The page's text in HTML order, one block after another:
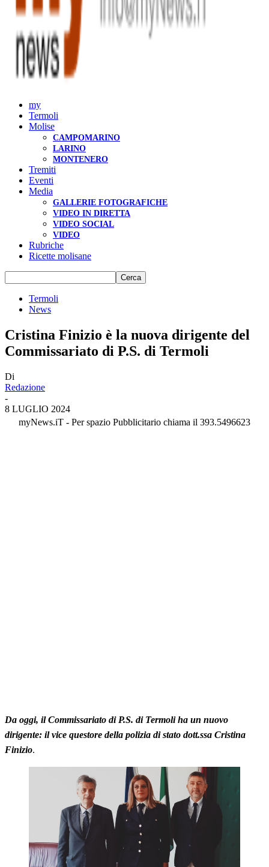
my
Termoli
Molise
CAMPOMARINO
LARINO
MONTENERO
Tremiti
Eventi
Media
GALLERIE FOTOGRAFICHE
VIDEO IN DIRETTA
VIDEO SOCIAL
VIDEO
Rubriche
Ricette molisane
Termoli
News
Cristina Finizio è la nuova dirigente del
Commissariato di P.S. di Termoli
Di
Redazione
-
8 LUGLIO 2024
myNews.iT - Per spazio Pubblicitario chiama il 393.5496623
Da oggi, il Commissariato di P.S. di Termoli ha un nuovo
dirigente: il vice questore della polizia di stato dott.ssa Cristina
Finizio.